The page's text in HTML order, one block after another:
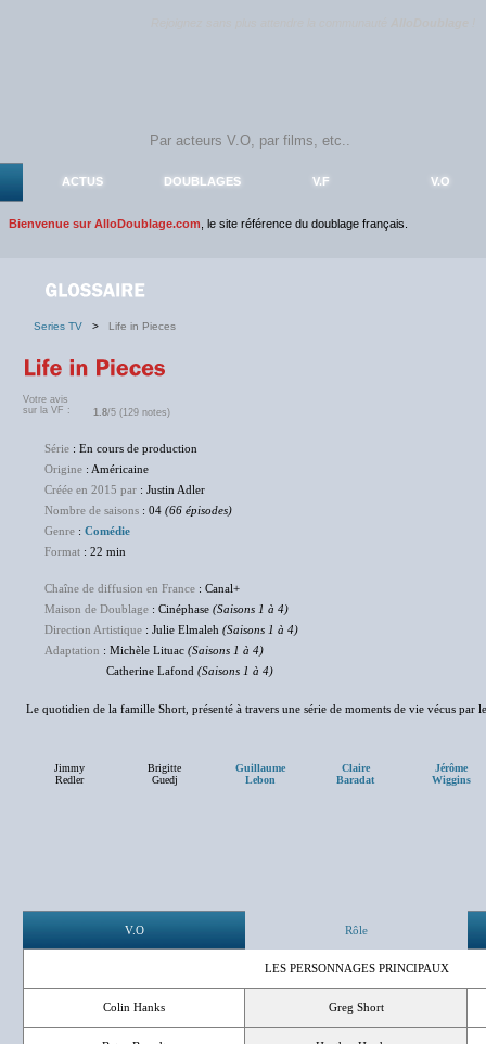
ACTUS DOUBLAGES V.F V.O
Bienvenue sur AlloDoublage.com , le site référence du doublage français.
Series TV > Life in Pieces
Votre avis
sur la VF :
1.8/5 (129 notes)
Série : En cours de production
Origine : Américaine
Créée en 2015 par : Justin Adler
Nombre de saisons : 04 (66 épisodes)
Genre : Comédie
Format : 22 min
Chaîne de diffusion en France : Canal+
Maison de Doublage : Cinéphase (Saisons 1 à 4)
Direction Artistique : Julie Elmaleh (Saisons 1 à 4)
Adaptation : Michèle Lituac (Saisons 1 à 4)
Catherine Lafond (Saisons 1 à 4)
Le quotidien de la famille Short, présenté à travers une série de moments de vie vécus par
Jimmy
Redler
Brigitte
Guedj
Guillaume
Lebon
Claire
Baradat
Jérôme
Wiggins
V.O Rôle
LES PERSONNAGES PRINCIPAUX
Colin Hanks Greg Short